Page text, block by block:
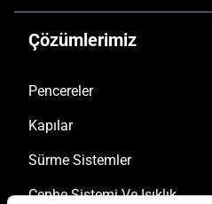
Çözümlerimiz
Pencereler
Kapılar
Sürme Sistemler
Cephe Sistemi Ve Işıklık